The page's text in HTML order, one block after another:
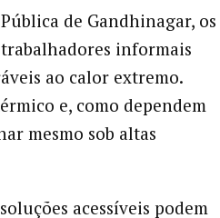
Pública de Gandhinagar, os
trabalhadores informais
ao calor extremo.
e, como dependem
mesmo sob altas
acessíveis podem